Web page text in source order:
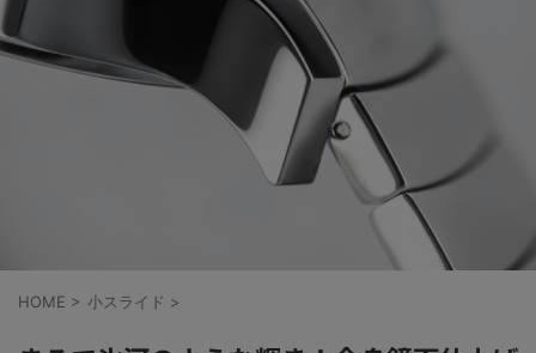
HOME > 小スライド >